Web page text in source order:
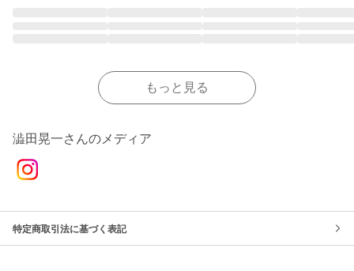
もっと見る
澁田晃一さんのメディア
特定商取引法に基づく表記